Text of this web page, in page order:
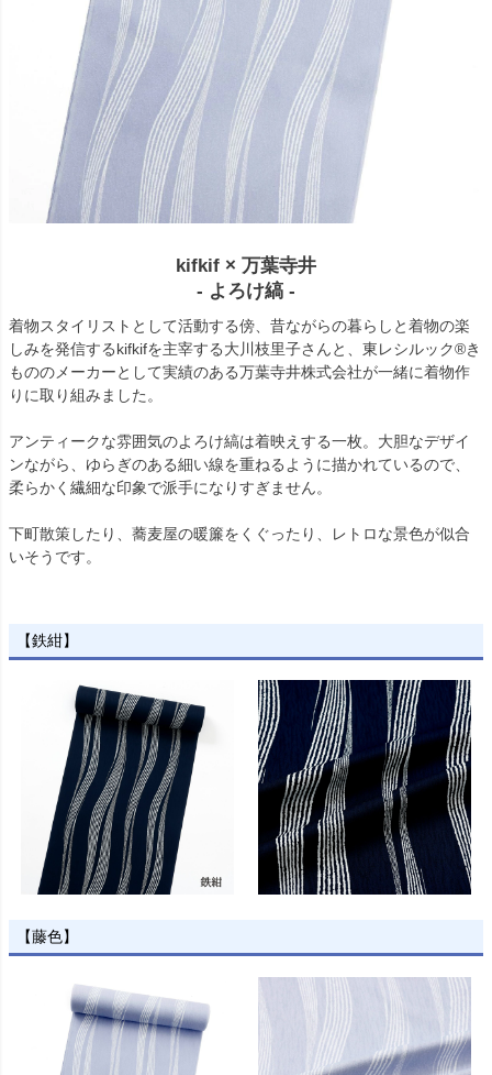
kifkif × 万葉寺井
- よろけ縞 -
着物スタイリストとして活動する傍、昔ながらの暮らしと着物の楽
しみを発信するkifkifを主宰する大川枝里子さんと、東レシルック®き
もののメーカーとして実績のある万葉寺井株式会社が一緒に着物作
りに取り組みました。
アンティークな雰囲気のよろけ縞は着映えする一枚。大胆なデザイ
ンながら、ゆらぎのある細い線を重ねるように描かれているので、
柔らかく繊細な印象で派手になりすぎません。
下町散策したり、蕎麦屋の暖簾をくぐったり、レトロな景色が似合
いそうです。
【鉄紺】
【藤色】